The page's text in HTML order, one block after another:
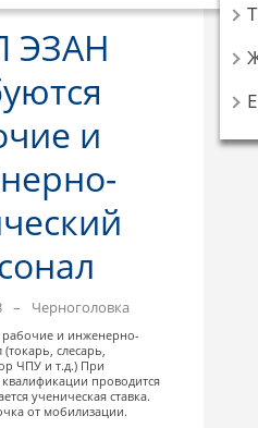
ЭЗАН
и
– Черноголовка
и инженерно-
слесарь,
ЧПУ и т.д.) При
проводится
ученическая ставка.
от мобилизации.